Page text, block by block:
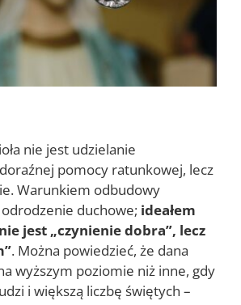
nie jest udzielanie
pomocy ratunkowej, lecz
Warunkiem odbudowy
duchowe; ideałem
jest „czynienie dobra”, lecz
. Można powiedzieć, że dana
wyższym poziomie niż inne, gdy
i większą liczbę świętych –